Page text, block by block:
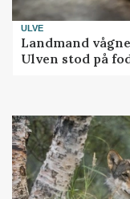
ULVE
Landmand
Ulven stod på